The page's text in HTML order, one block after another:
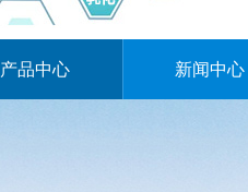
产品中心 新闻中心